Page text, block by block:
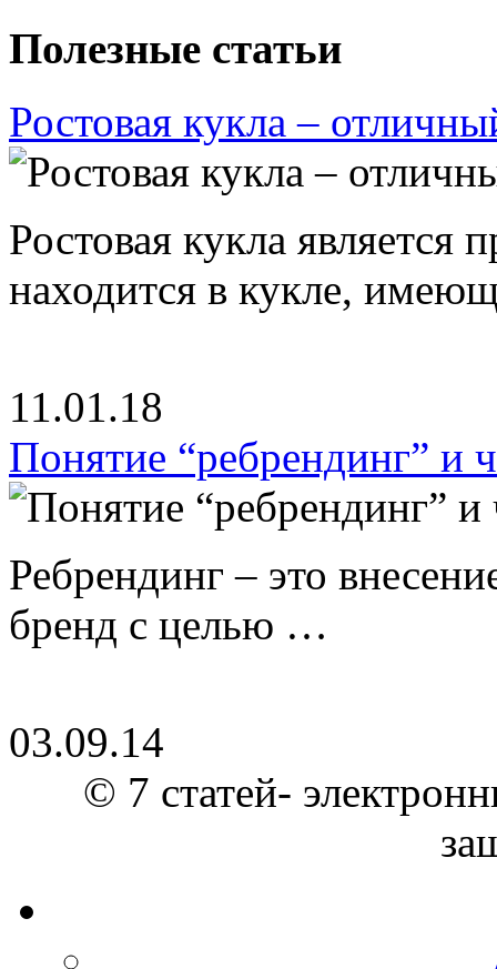
Полезные статьи
Ростовая кукла –
Ростовая кукла является
находится в кукле,
11.01.18
Понятие “ребрендинг” и
Ребрендинг – это
бренд с целью …
03.09.14
© 7 статей-